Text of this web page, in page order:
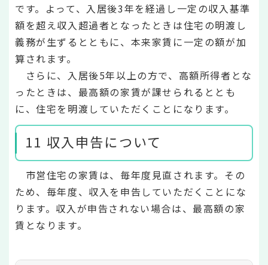
です。よって、入居後3年を経過し一定の収入基準
額を超え収入超過者となったときは住宅の明渡し
義務が生ずるとともに、本来家賃に一定の額が加
算されます。
さらに、入居後5年以上の方で、高額所得者とな
ったときは、最高額の家賃が課せられるととも
に、住宅を明渡していただくことになります。
11 収入申告について
市営住宅の家賃は、毎年度見直されます。その
ため、毎年度、収入を申告していただくことにな
ります。収入が申告されない場合は、最高額の家
賃となります。